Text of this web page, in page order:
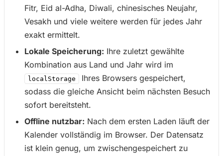
Fitr, Eid al-Adha, Diwali, chinesisches Neujahr,
Vesakh und viele weitere werden für jedes Jahr
exakt ermittelt.
Lokale Speicherung: Ihre zuletzt gewählte
Kombination aus Land und Jahr wird im
localStorage
Ihres Browsers gespeichert,
sodass die gleiche Ansicht beim nächsten Besuch
sofort bereitsteht.
Offline nutzbar: Nach dem ersten Laden läuft der
Kalender vollständig im Browser. Der Datensatz
ist klein genug, um zwischengespeichert zu